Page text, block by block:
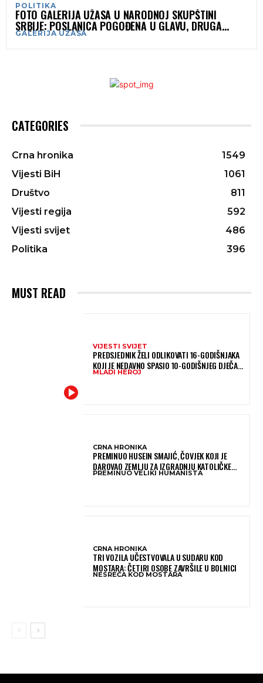
POLITIKA
FOTO GALERIJA UŽASA U NARODNOJ SKUPŠTINI
SRBIJE: POSLANICA POGOĐENA U GLAVU, DRUGA
DOŽIVJELA MOŽDANI UDAR
GALERIJA UŽASA
CATEGORIES
Crna hronika
1549
Vijesti BiH
1061
Društvo
811
Vijesti regija
592
Vijesti svijet
486
Politika
396
MUST READ
VIJESTI SVIJET
PREDSJEDNIK ŽELI ODLIKOVATI 16-GODIŠNJAKA
KOJI JE NEDAVNO SPASIO 10-GODIŠNJEG DJEČAKA
IZ SMRTONOSNIH VALOVA
MLADI HEROJ
CRNA HRONIKA
PREMINUO HUSEIN SMAJIĆ, ČOVJEK KOJI JE
DAROVAO ZEMLJU ZA IZGRADNJU KATOLIČKE
CRKVE U BUGOJNU
PREMINUO VELIKI HUMANISTA
CRNA HRONIKA
TRI VOZILA UČESTVOVALA U SUDARU KOD
MOSTARA: ČETIRI OSOBE ZAVRŠILE U BOLNICI
NESREĆA KOD MOSTARA